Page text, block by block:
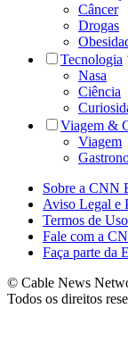
Câncer
Drogas
Tecnologia
Nasa
Ciência
Viagem &
Viagem
Sobre a CNN
Aviso Legal e
Termos de Uso
Fale com a
Faça parte da
© Cable News
Todos os direitos